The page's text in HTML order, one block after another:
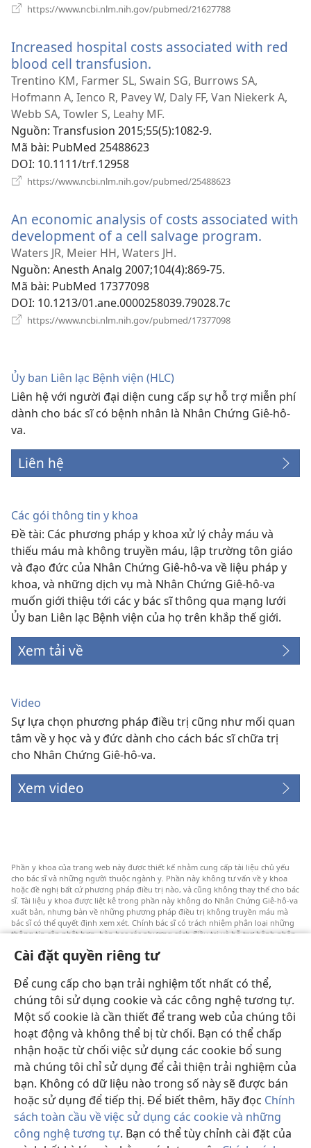
Cài đặt quyền riêng tư
Để cung cấp cho bạn trải nghiệm tốt nhất có thể,
chúng tôi sử dụng cookie và các công nghệ tương tự.
Một số cookie là cần thiết để trang web của chúng tôi
hoạt động và không thể bị từ chối. Bạn có thể chấp
nhận hoặc từ chối việc sử dụng các cookie bổ sung
mà chúng tôi chỉ sử dụng để cải thiện trải nghiệm của
bạn. Không có dữ liệu nào trong số này sẽ được bán
hoặc sử dụng để tiếp thị. Để biết thêm, hãy đọc Chính
sách toàn cầu về việc sử dụng các cookie và những
công nghệ tương tự. Bạn có thể tùy chỉnh cài đặt của
https://www.ncbi.nlm.nih.gov/pubmed/21627788
mới)
Increased hospital costs associated with red
blood cell transfusion.
cửa
sổ
mới)
Trentino KM, Farmer SL, Swain SG, Burrows SA,
Hofmann A, Ienco R, Pavey W, Daly FF, Van Niekerk A,
Webb SA, Towler S, Leahy MF.
Nguồn‎: Transfusion 2015;55(5):1082-9.
Mã bài‎: PubMed 25488623
DOI‎: 10.1111/trf.12958
https://www.ncbi.nlm.nih.gov/pubmed/25488623
mới)
An economic analysis of costs associated with
development of a cell salvage program.
Waters JR, Meier HH, Waters JH.
Nguồn‎: Anesth Analg 2007;104(4):869-75.
Mã bài‎: PubMed 17377098
DOI‎: 10.1213/01.ane.0000258039.79028.7c
https://www.ncbi.nlm.nih.gov/pubmed/17377098
Ủy ban Liên lạc Bệnh viện (HLC)
Liên hệ với người đại diện cung cấp sự hỗ trợ miễn phí
dành cho bác sĩ có bệnh nhân là Nhân Chứng Giê-hô-
va.
Liên hệ
Các gói thông tin y khoa
Đề tài: Các phương pháp y khoa xử lý chảy máu và
thiếu máu mà không truyền máu, lập trường tôn giáo
và đạo đức của Nhân Chứng Giê-hô-va về liệu pháp y
khoa, và những dịch vụ mà Nhân Chứng Giê-hô-va
muốn giới thiệu tới các y bác sĩ thông qua mạng lưới
Ủy ban Liên lạc Bệnh viện của họ trên khắp thế giới.
Xem tải về
Video
Sự lựa chọn phương pháp điều trị cũng như mối quan
tâm về y học và y đức dành cho cách bác sĩ chữa trị
cho Nhân Chứng Giê-hô-va.
Xem video
Phần y khoa của trang web này được thiết kế nhằm cung cấp tài liệu chủ yếu
cho bác sĩ và những người thuộc ngành y. Phần này không tư vấn về y khoa
hoặc đề nghị bất cứ phương pháp điều trị nào, và cũng không thay thế cho bác
sĩ. Tài liệu y khoa được liệt kê trong phần này không do Nhân Chứng Giê-hô-va
xuất bản, nhưng bàn về những phương pháp điều trị không truyền máu mà
bác sĩ có thể quyết định xem xét. Chính bác sĩ có trách nhiệm phân loại những
thông tin cập nhật hơn, bàn bạc các phương cách điều trị và hỗ trợ bệnh nhân
tin của bệnh nhân. Không phải tất cả các phương pháp được liệt kê đều thích
hợp cho mọi bệnh nhân.
Đôi lời với bệnh nhân: Xin luôn hỏi ý kiến của bác sĩ về vấn đề sức khỏe và cách
điều trị. Cần đi khám bác sĩ nếu cảm thấy bệnh.
Việc sử dụng trang web này được chi phối bởi các điều khoản sử dụng.
Chế độ nền